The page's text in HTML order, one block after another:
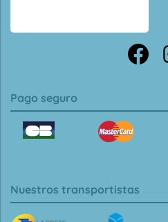
Pago seguro
Nuestros transportistas